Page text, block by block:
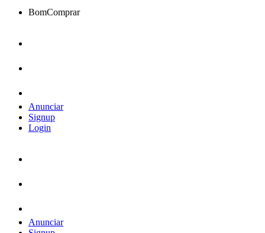
BomComprar
Anunciar
Signup
Login
Anunciar